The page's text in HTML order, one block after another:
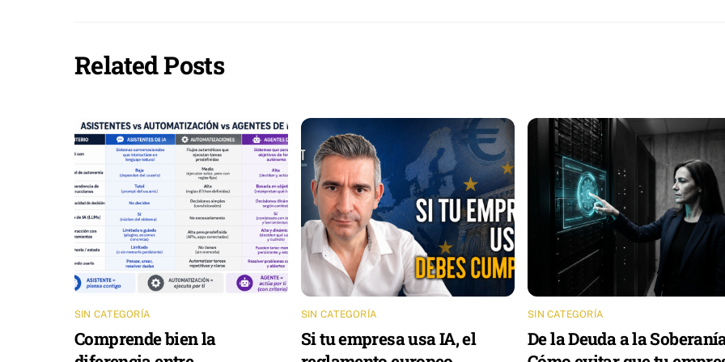
Related Posts
SIN CATEGORÍA
Comprende bien la
SIN CATEGORÍA
Si tu empresa usa IA, el
SIN CATEGORÍA
De la Deuda a la